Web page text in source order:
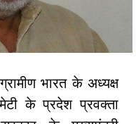
भारत के अध्यक्ष
के प्रदेश प्रवक्ता